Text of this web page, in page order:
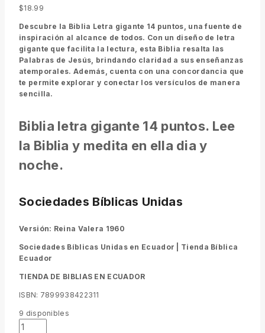
$18.99
Descubre la Biblia Letra gigante 14 puntos, una fuente de
inspiración al alcance de todos. Con un diseño de letra
gigante que facilita la lectura, esta Biblia resalta las
Palabras de Jesús, brindando claridad a sus enseñanzas
atemporales. Además, cuenta con una concordancia que
te permite explorar y conectar los versículos de manera
sencilla.
Biblia letra gigante 14 puntos. Lee
la Biblia y medita en ella dia y
noche.
Sociedades Bíblicas Unidas
Versión: Reina Valera 1960
Sociedades Bíblicas Unidas en Ecuador | Tienda Bíblica
Ecuador
TIENDA DE BIBLIAS EN ECUADOR
ISBN: 7899938422311
9 disponibles